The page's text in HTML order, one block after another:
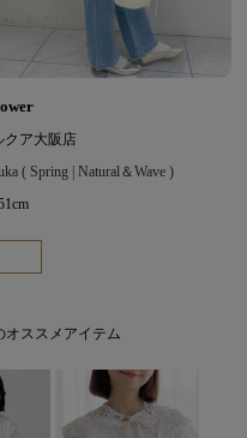
クア大阪店
( Spring | Natural＆Wave )
オススメアイテム